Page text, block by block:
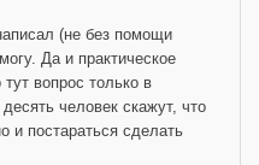
(не без помощи
Да и практическое
вопрос только в
человек скажут, что
и постараться сделать